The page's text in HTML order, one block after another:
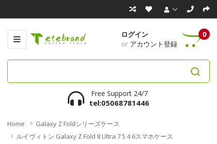
ログイン
or アカウント登録
0
Free Support 24/7
tel:05068781446
Home
Galaxy Z Foldシリーズケース
ルイヴィトン Galaxy Z Fold 8 Ultra 7 5 4 6スマホケース